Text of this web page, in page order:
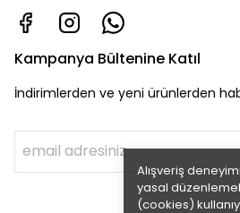
Alışveriş
yasal
(cookies)
Kampanya Bültenine Katıl
İndirimlerden ve yeni ürünlerden